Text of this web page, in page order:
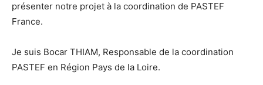
présenter notre projet à la coordination de PASTEF
France.
Je suis Bocar THIAM, Responsable de la coordination
PASTEF en Région Pays de la Loire.